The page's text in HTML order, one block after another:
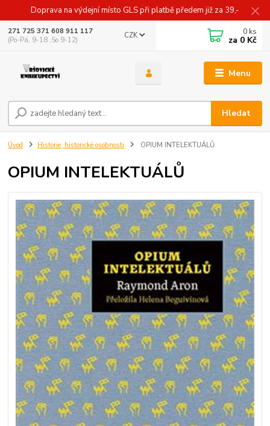
Doprava na výdejní místo GLS při platbě předem již za 39,-
Menu
CZK
Hledat
271 725 371 608 911 117
(Po-Pá, 9-18 ,So 9-12)
0 ks
za 0 Kč
Úvod Historie, historické osobnosti OPIUM INTELEKTUÁLŮ
OPIUM INTELEKTUÁLŮ